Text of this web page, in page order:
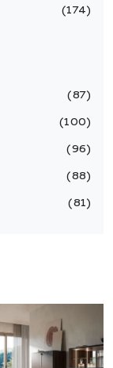
174
87
100
96
88
81